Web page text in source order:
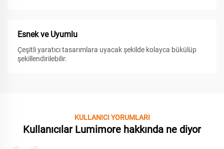
Esnek ve Uyumlu
Çeşitli yaratıcı tasarımlara uyacak şekilde kolayca bükülüp
şekillendirilebilir.
KULLANICI YORUMLARI
Kullanıcılar Lumimore hakkında ne diyor